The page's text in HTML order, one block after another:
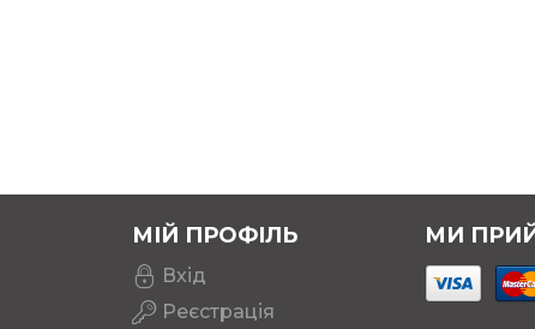
МІЙ ПРОФІЛЬ
Вхід
Реєстрація
МИ